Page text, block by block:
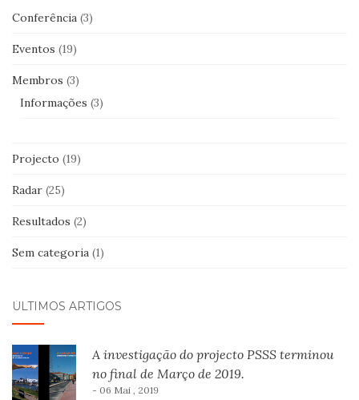
Conferência (3)
Eventos (19)
Membros (3)
Informações (3)
Projecto (19)
Radar (25)
Resultados (2)
Sem categoria (1)
ÚLTIMOS ARTIGOS
A investigação do projecto PSSS terminou
no final de Março de 2019.
- 06 Mai , 2019